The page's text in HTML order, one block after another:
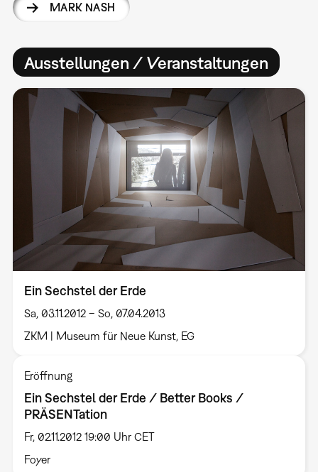
MARK NASH
Ausstellungen / Veranstaltungen
Ein Sechstel der Erde
Sa, 03.11.2012 – So, 07.04.2013
ZKM | Museum für Neue Kunst, EG
Eröffnung
Ein Sechstel der Erde / Better Books /
PRÄSENTation
Fr, 02.11.2012 19:00 Uhr CET
Foyer